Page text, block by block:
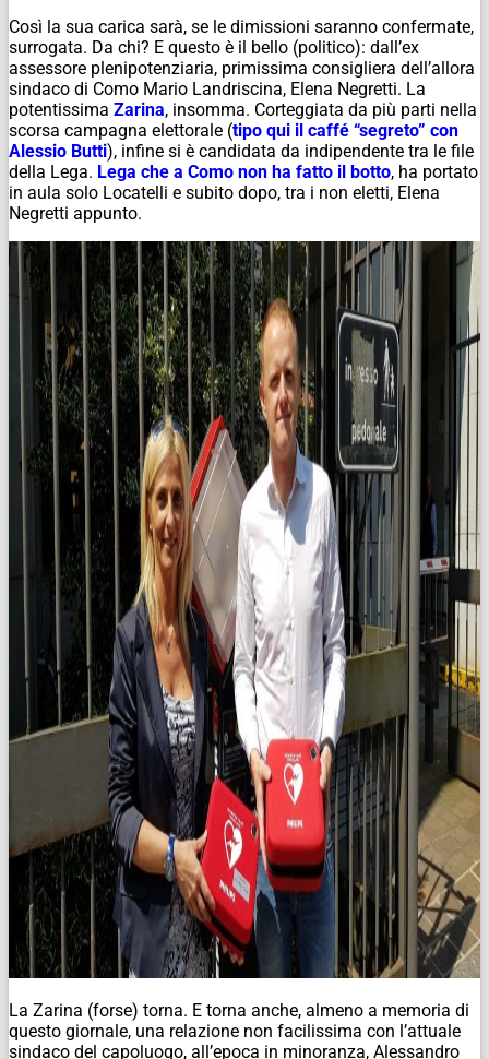
Così la sua carica sarà, se le dimissioni saranno confermate,
surrogata. Da chi? E questo è il bello (politico): dall’ex
assessore plenipotenziaria, primissima consigliera dell’allora
sindaco di Como Mario Landriscina, Elena Negretti. La
potentissima Zarina, insomma. Corteggiata da più parti nella
scorsa campagna elettorale (tipo qui il caffé “segreto” con
Alessio Butti), infine si è candidata da indipendente tra le file
della Lega. Lega che a Como non ha fatto il botto, ha portato
in aula solo Locatelli e subito dopo, tra i non eletti, Elena
Negretti appunto.
La Zarina (forse) torna. E torna anche, almeno a memoria di
questo giornale, una relazione non facilissima con l’attuale
sindaco del capoluogo, all’epoca in minoranza, Alessandro